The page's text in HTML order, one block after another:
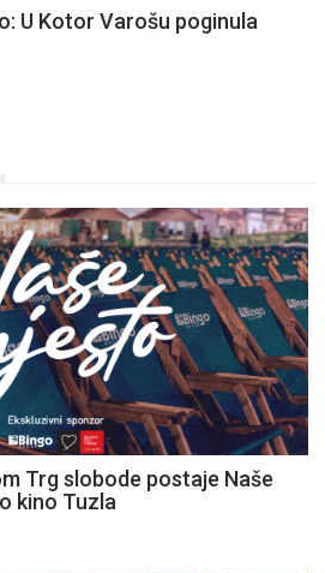
U Kotor Varošu poginula
Trg slobode postaje Naše
kino Tuzla